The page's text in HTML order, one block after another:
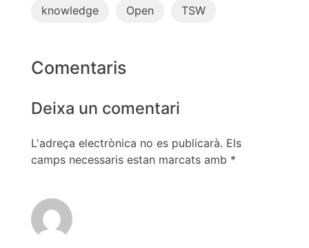
knowledge
Open TSW
Comentaris
Deixa un comentari
L'adreça electrònica no es publicarà. Els
camps necessaris estan marcats amb *